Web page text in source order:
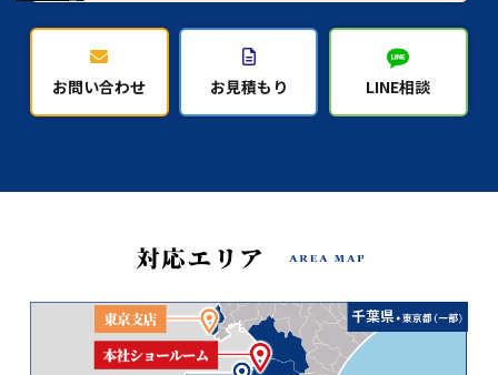
お問い合わせ お見積もり LINE相談